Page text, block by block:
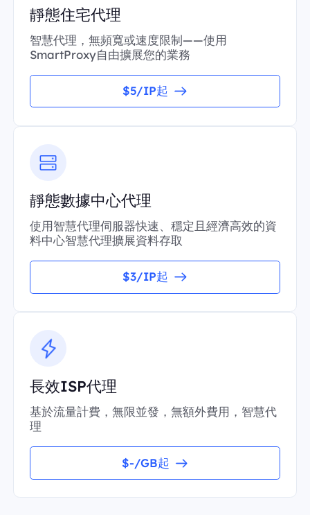
靜態住宅代理
智慧代理，無頻寬或速度限制——使用
SmartProxy自由擴展您的業務
$5/IP起
靜態數據中心代理
使用智慧代理伺服器快速、穩定且經濟高效的資
料中心智慧代理擴展資料存取
$3/IP起
長效ISP代理
基於流量計費，無限並發，無額外費用，智慧代
理
$-/GB起